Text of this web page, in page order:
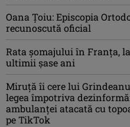
Oana Ţoiu: Episcopia
recunoscută oficial
Rata şomajului în Franța,
ultimii şase ani
Miruţă îi cere lui
legea împotriva
ambulanței atacată cu
pe TikTok